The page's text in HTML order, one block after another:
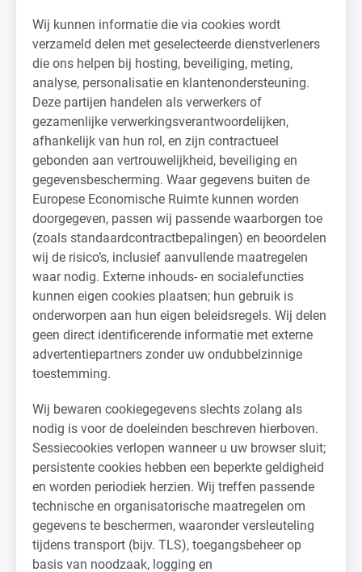
Wij kunnen informatie die via cookies wordt
verzameld delen met geselecteerde dienstverleners
die ons helpen bij hosting, beveiliging, meting,
analyse, personalisatie en klantenondersteuning.
Deze partijen handelen als verwerkers of
gezamenlijke verwerkingsverantwoordelijken,
afhankelijk van hun rol, en zijn contractueel
gebonden aan vertrouwelijkheid, beveiliging en
gegevensbescherming. Waar gegevens buiten de
Europese Economische Ruimte kunnen worden
doorgegeven, passen wij passende waarborgen toe
(zoals standaardcontractbepalingen) en beoordelen
wij de risico’s, inclusief aanvullende maatregelen
waar nodig. Externe inhouds- en socialefuncties
kunnen eigen cookies plaatsen; hun gebruik is
onderworpen aan hun eigen beleidsregels. Wij delen
geen direct identificerende informatie met externe
advertentiepartners zonder uw ondubbelzinnige
toestemming.
Wij bewaren cookiegegevens slechts zolang als
nodig is voor de doeleinden beschreven hierboven.
Sessiecookies verlopen wanneer u uw browser sluit;
persistente cookies hebben een beperkte geldigheid
en worden periodiek herzien. Wij treffen passende
technische en organisatorische maatregelen om
gegevens te beschermen, waaronder versleuteling
tijdens transport (bijv. TLS), toegangsbeheer op
basis van noodzaak, logging en